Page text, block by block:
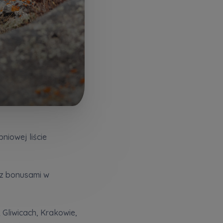
liście
bonusami w
Krakowie,